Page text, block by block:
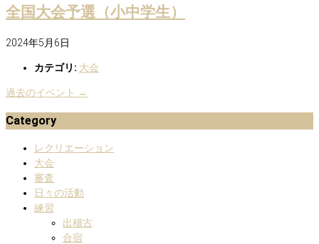
全国大会予選（小中学生）
2024年5月6日
カテゴリ: 大会
過去のイベント →
Category
レクリエーション
大会
審査
日々の活動
練習
出稽古
合宿